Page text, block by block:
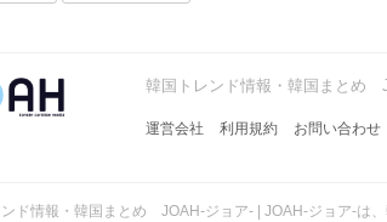
韓国トレンド情報・韓国まとめ
運営会社 利用規約 お問い合わせ
ド情報・韓国まとめ JOAH-ジョア- | JOAH-ジョア-は